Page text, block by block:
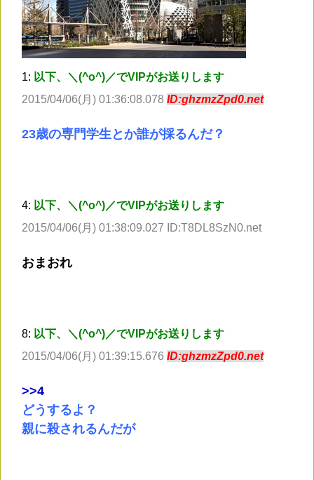
1: 以下、＼(^o^)／でVIPがお送りします
2015/04/06(月) 01:36:08.078 ID:ghzmzZpd0.net
23歳の専門学生とか誰が採るんだ？
4: 以下、＼(^o^)／でVIPがお送りします
2015/04/06(月) 01:38:09.027 ID:T8DL8SzN0.net
おまおれ
8: 以下、＼(^o^)／でVIPがお送りします
2015/04/06(月) 01:39:15.676 ID:ghzmzZpd0.net
>>4
どうするよ？
親に殺されるんだが